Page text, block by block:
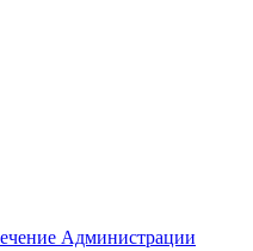
Администрации